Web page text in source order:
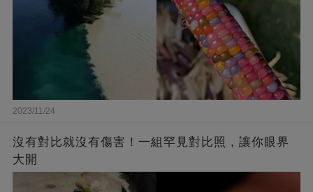
2023/11/24
沒有對比就沒有傷害！一組罕見對比照，讓你眼界
大開